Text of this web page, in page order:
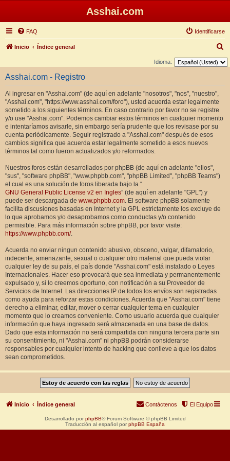
Asshai.com
FAQ Identificarse
Inicio Índice general
u
Idioma:
Asshai.com - Registro
Al ingresar en "Asshai.com" (de aquí en adelante "nosotros", "nos", "nuestro",
"Asshai.com", "https://www.asshai.com/foro"), usted acuerda estar legalmente
sometido a los siguientes términos. En caso contrario por favor no se registre
y/o use "Asshai.com". Podemos cambiar estos términos en cualquier momento
e intentaríamos avisarle, sin embargo sería prudente que los revisase por su
cuenta periódicamente. Seguir registrado a "Asshai.com" después de esos
cambios significa que acuerda estar legalmente sometido a esos nuevos
términos tal como fueron actualizados y/o reformados.
Nuestros foros están desarrollados por phpBB (de aquí en adelante "ellos",
"sus", "software phpBB", "www.phpbb.com", "phpBB Limited", "phpBB Teams")
el cual es una solución de foros liberada bajo la “
GNU General Public License v2 en Ingles” (de aquí en adelante "GPL") y
puede ser descargada de www.phpbb.com. El software phpBB solamente
facilita discusiones basadas en Internet y la GPL estrictamente los excluye de
lo que aprobamos y/o desaprobamos como conductas y/o contenido
permisible. Para más información sobre phpBB, por favor visite:
https://www.phpbb.com/.
Acuerda no enviar ningun contenido abusivo, obsceno, vulgar, difamatorio,
indecente, amenazante, sexual o cualquier otro material que pueda violar
cualquier ley de su país, el país donde "Asshai.com" está instalado o Leyes
Internacionales. Hacer eso provocará que sea inmediata y permanentemente
expulsado y, si lo creemos oportuno, con notificación a su Proveedor de
Servicios de Internet. Las direcciones IP de todos los envíos son registradas
como ayuda para reforzar estas condiciones. Acuerda que "Asshai.com" tiene
derecho a eliminar, editar, mover o cerrar cualquier tema en cualquier
momento que lo creamos conveniente. Como usuario acuerda que cualquier
información que haya ingresado será almacenada en una base de datos.
Dado que esta información no será compartida con ninguna tercera parte sin
su consentimiento, ni "Asshai.com" ni phpBB podrán considerarse
responsables por cualquier intento de hacking que conlleve a que los datos
sean comprometidos.
Inicio Índice general El Equipo
Contáctenos
Desarrollado por phpBB® Forum Software © phpBB Limited
Traducción al español por phpBB España